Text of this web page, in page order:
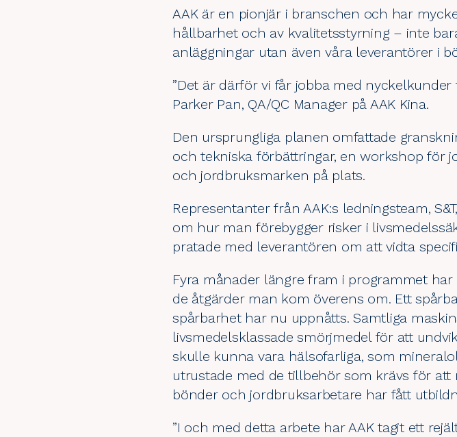
AAK är en pionjär i branschen och har
hållbarhetoch av kvalitetsstyrning – inte
anläggningar utan även våra leverantörer i
”Det är därför vi får jobba med
Parker Pan, QA/QC Manager på AAK Kina.
Den ursprungliga planen omfattade
och tekniska förbättringar, en workshop för
och jordbruksmarken på plats.
Representanter från AAK:s ledningsteam,
om hur man förebygger risker i
pratade med leverantören om att vidta
Fyra månader längre fram i programmet
de åtgärder man kom överens om. Ett
spårbarhet har nu uppnåtts. Samtliga
livsmedelsklassade smörjmedel för att
skulle kunna vara hälsofarliga, som
utrustade med de tillbehör som krävs för
bönder och jordbruksarbetare har fått
”I och med detta arbete har AAK tagit ett